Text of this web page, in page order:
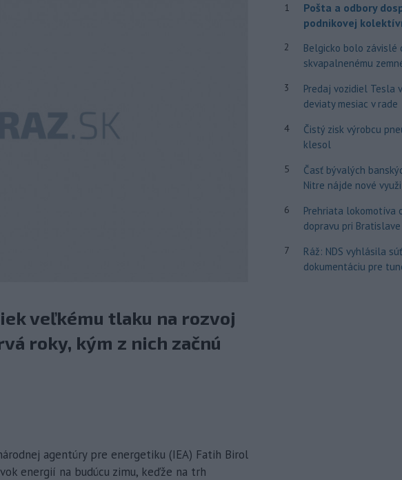
veľkému tlaku na rozvoj
roky, kým z nich začnú
agentúry pre energetiku (IEA) Fatih Birol
energií na budúcu zimu, keďže na trh
1
Pošta a odbory
podnikovej
2
Belgicko bolo závislé
skvapalnenému
3
Predaj vozidiel Tesla
deviaty mesiac v rade
4
Čistý zisk výrobcu
klesol
5
Časť bývalých
Nitre nájde nové
6
Prehriata lokomotíva
dopravu pri Bratislave
7
Ráž: NDS vyhlásila
dokumentáciu pre